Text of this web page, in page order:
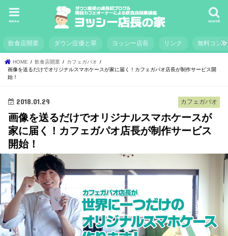
search
menu
飲食店開業 ダウン症優と翠 ヨッシー店長 リンク 無料コン
HOME 飲食店開業
カフェガパオ
画像を送るだけでオリジナルスマホケースが家に届く！カフェガパオ店長が制作サービス開
始！
カフェガパオ
2018.01.29
画像を送るだけでオリジナルスマホケースが
家に届く！カフェガパオ店長が制作サービス
開始！